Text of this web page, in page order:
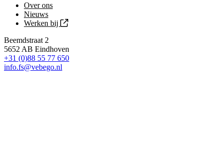
Over ons
Nieuws
Werken bij
Beemdstraat 2
5652 AB Eindhoven
+31 (0)88 55 77 650
info.fs@vebego.nl